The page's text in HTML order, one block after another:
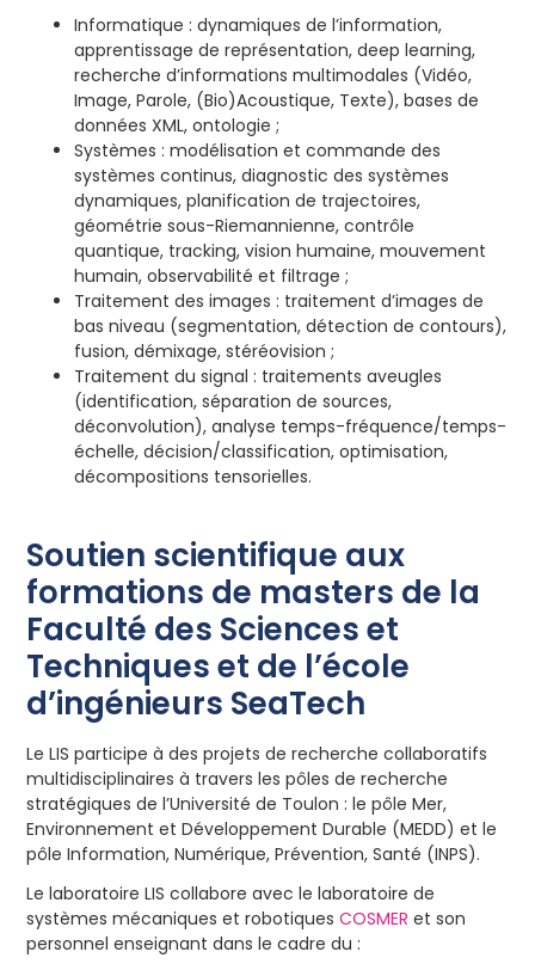
Informatique : dynamiques de l’information,
apprentissage de représentation, deep learning,
recherche d’informations multimodales (Vidéo,
Image, Parole, (Bio)Acoustique, Texte), bases de
données XML, ontologie ;
Systèmes : modélisation et commande des
systèmes continus, diagnostic des systèmes
dynamiques, planification de trajectoires,
géométrie sous-Riemannienne, contrôle
quantique, tracking, vision humaine, mouvement
humain, observabilité et filtrage ;
Traitement des images : traitement d’images de
bas niveau (segmentation, détection de contours),
fusion, démixage, stéréovision ;
Traitement du signal : traitements aveugles
(identification, séparation de sources,
déconvolution), analyse temps-fréquence/temps-
échelle, décision/classification, optimisation,
décompositions tensorielles.
Soutien scientifique aux
formations de masters de la
Faculté des Sciences et
Techniques et de l’école
d’ingénieurs SeaTech
Le LIS participe à des projets de recherche collaboratifs
multidisciplinaires à travers les pôles de recherche
stratégiques de l’Université de Toulon : le pôle Mer,
Environnement et Développement Durable (MEDD) et le
pôle Information, Numérique, Prévention, Santé (INPS).
Le laboratoire LIS collabore avec le laboratoire de
systèmes mécaniques et robotiquesCOSMER et son
personnel enseignant dans le cadre du :